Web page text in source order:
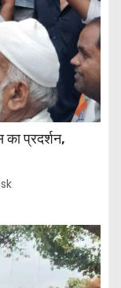
प्रदर्शन,